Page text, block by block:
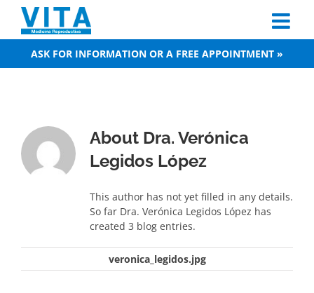
content
ASK FOR INFORMATION OR A FREE APPOINTMENT »
About Dra. Verónica
Legidos López
This author has not yet filled in any details.
So far Dra. Verónica Legidos López has
created 3 blog entries.
veronica_legidos.jpg